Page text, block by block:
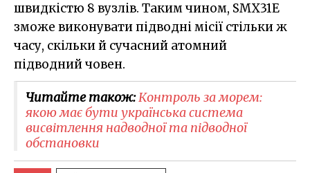
швидкістю 8 вузлів. Таким чином, SMX31E
зможе виконувати підводні місії стільки ж
часу, скільки й сучасний атомний
підводний човен.
Читайте також:Контроль за морем:
якою має бути українська система
висвітлення надводної та підводної
обстановки